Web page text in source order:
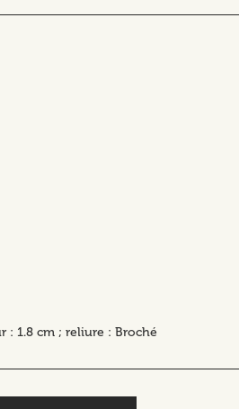
: 1.8 cm ; reliure : Broché